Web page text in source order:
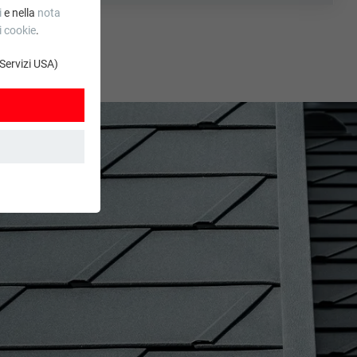
e nella nota
cookie.
USA)
sito web. Le